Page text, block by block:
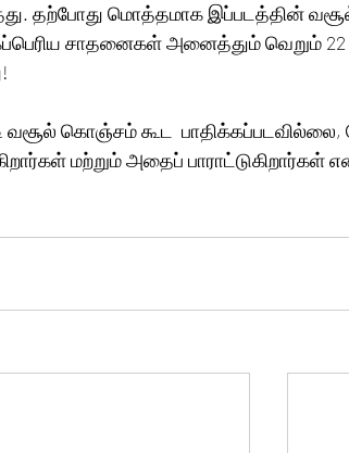
தற்போது மொத்தமாக இப்படத்தின் வசூல்
சாதனைகள் அனைத்தும் வெறும் 22
வசூல் கொஞ்சம் கூட  பாதிக்கப்படவில்லை,
மற்றும் அதைப் பாராட்டுகிறார்கள்